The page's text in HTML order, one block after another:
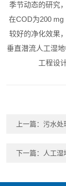
季节动态的研究
在COD为200 mg
较好的净化效果
垂直潜流人工湿
工程设
上一篇：污水处
下一篇： 人工湿